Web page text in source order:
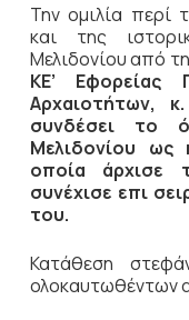
Την ομιλία περί
και της
Μελιδονίου από
ΚΕ’ Εφορείας
Αρχαιοτήτων,
συνδέσει το
Μελιδονίου ως
οποία άρχισε
συνέχισε επι
του.
Κατάθεση
ολοκαυτωθέντων